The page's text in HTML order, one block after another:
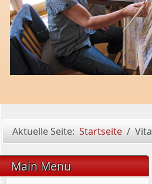
Aktuelle Seite: Startseite Vita
Main Menu